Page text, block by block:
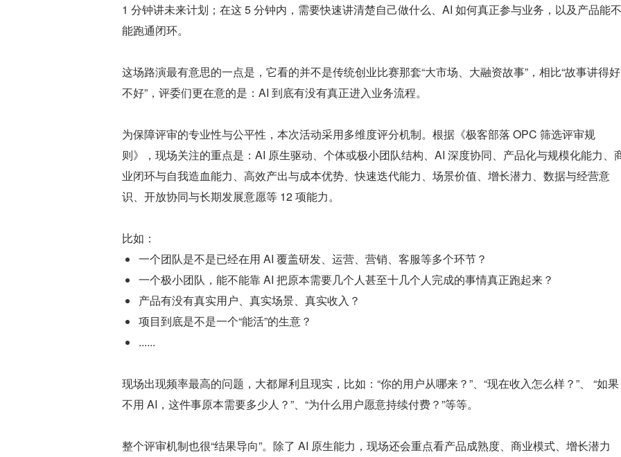
1 分钟讲未来计划；在这 5 分钟内，需要快速讲清楚自己做什么、AI 如何真正参与业务，以及产品能不
能跑通闭环。
这场路演最有意思的一点是，它看的并不是传统创业比赛那套“大市场、大融资故事”，相比“故事讲得好
不好”，评委们更在意的是：AI 到底有没有真正进入业务流程。
为保障评审的专业性与公平性，本次活动采用多维度评分机制。根据《极客部落 OPC 筛选评审规
则》，现场关注的重点是：AI 原生驱动、个体或极小团队结构、AI 深度协同、产品化与规模化能力、
业闭环与自我造血能力、高效产出与成本优势、快速迭代能力、场景价值、增长潜力、数据与经营意
识、开放协同与长期发展意愿等 12 项能力。
比如：
一个团队是不是已经在用 AI 覆盖研发、运营、营销、客服等多个环节？
一个极小团队，能不能靠 AI 把原本需要几个人甚至十几个人完成的事情真正跑起来？
产品有没有真实用户、真实场景、真实收入？
项目到底是不是一个“能活”的生意？
......
现场出现频率最高的问题，大都犀利且现实，比如：“你的用户从哪来？”、“现在收入怎么样？”、 “如果
不用 AI，这件事原本需要多少人？”、“为什么用户愿意持续付费？”等等。
整个评审机制也很“结果导向”。除了 AI 原生能力，现场还会重点看产品成熟度、商业模式、增长潜力